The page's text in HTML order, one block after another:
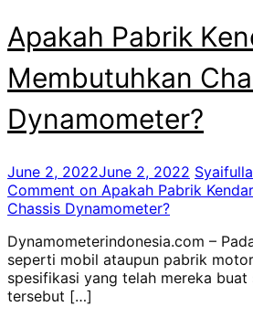
Apakah Pabrik
Membutuhkan
Dynamometer?
June 2, 2022June 2, 2022
Comment on Apakah Pabrik
Chassis Dynamometer?
Dynamometerindonesia.com –
seperti mobil ataupun pabrik
spesifikasi yang telah mereka buat
tersebut […]